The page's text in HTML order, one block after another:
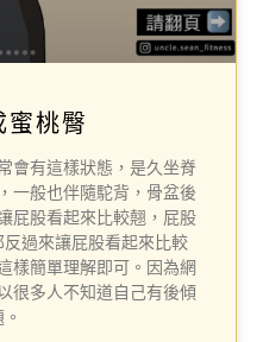
蜜桃臀
會有這樣狀態，是久坐脊
一般也伴隨駝背，骨盆後
屁股看起來比較翹，屁股
過來讓屁股看起來比較
樣簡單理解即可。因為網
很多人不知道自己有後傾